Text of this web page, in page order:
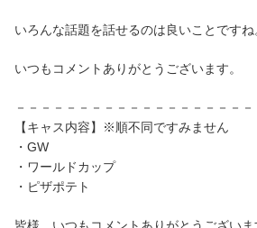
いろんな話題を話せるのは良いことですね
いつもコメントありがとうございます。
－－－－－－－－－－－－－－－－－－－
【キャス内容】※順不同ですみません
・GW
・ワールドカップ
・ピザポテト